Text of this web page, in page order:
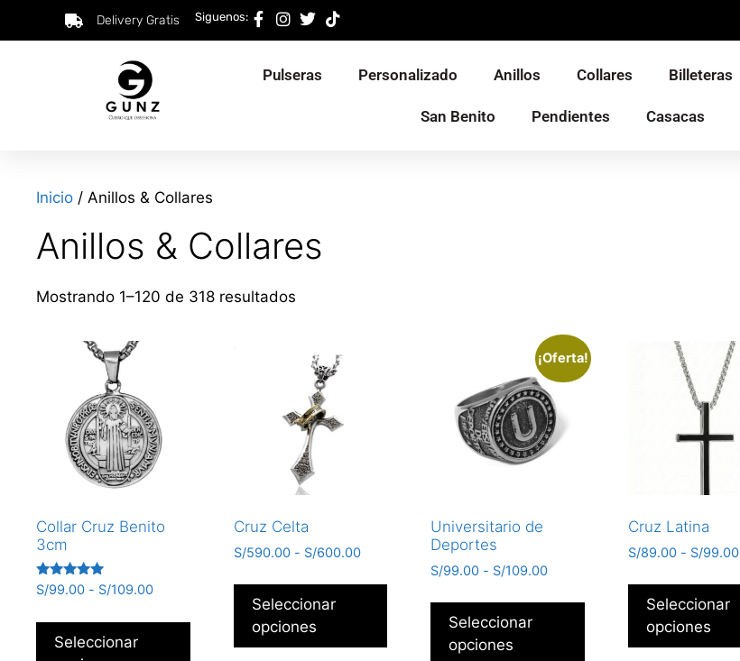
Delivery Gratis Siguenos:
Pulseras Personalizado Anillos Collares Billeteras
San Benito Pendientes Casacas
Inicio / Anillos & Collares
Anillos & Collares
Mostrando 1–120 de 318 resultados
Collar Cruz Benito
3cm
Valorado
con
de 5
S/99.00 - S/109.00
Seleccionar
Cruz Celta
S/590.00 - S/600.00
Seleccionar
opciones
¡Oferta!
Universitario de
Deportes
S/99.00 - S/109.00
Seleccionar
opciones
Cruz Latina
S/89.00 - S/99.00
Seleccionar
opciones